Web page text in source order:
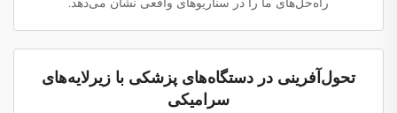
تحول‌آفرینی در دستگاه‌های پزشکی با زیرلایه‌های
سرامیکی